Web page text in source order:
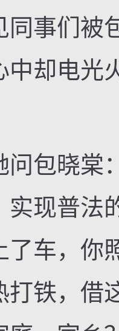
们被包
中却电光
晓棠：
实现普法
了车，你
打铁，借